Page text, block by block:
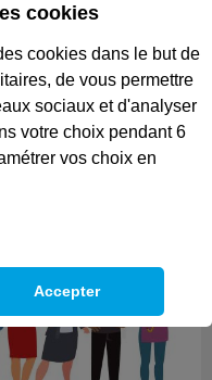
cookies
cookies dans le but de
de vous permettre
sociaux et d'analyser
votre choix pendant 6
vos choix en
Accepter